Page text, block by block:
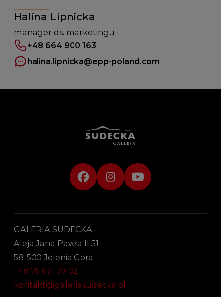
Halina Lipnicka
manager ds. marketingu
+48 664 900 163
halina.lipnicka@epp-poland.com
GALERIA SUDECKA
Aleja Jana Pawła II 51
58-500 Jelenia Góra
+48 75 671 79 02
kontakt@galeriasudecka.pl